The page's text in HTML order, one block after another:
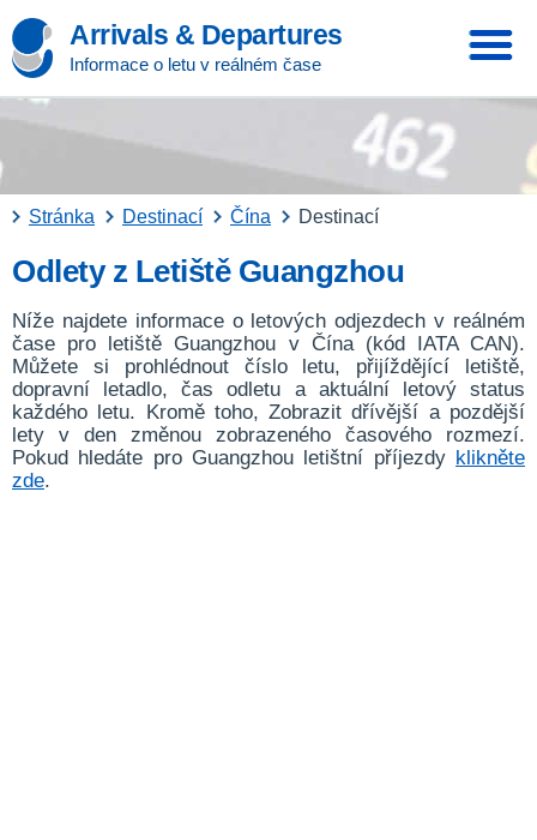
Arrivals & Departures
Informace o letu v reálném čase
Stránka Destinací Čína Destinací
Odlety z Letiště Guangzhou
Níže najdete informace o letových odjezdech v reálném
čase pro letiště Guangzhou v Čína (kód IATA CAN).
Můžete si prohlédnout číslo letu, přijíždějící letiště,
dopravní letadlo, čas odletu a aktuální letový status
každého letu. Kromě toho, Zobrazit dřívější a pozdější
lety v den změnou zobrazeného časového rozmezí.
Pokud hledáte pro Guangzhou letištní příjezdy klikněte
zde.